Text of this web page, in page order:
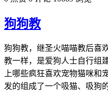
狗狗教
狗狗教，继圣火喵喵教后喜
教一样，是爱狗人士自行组
上哪些疯狂喜欢宠物猫咪和
发的组成了一个吸猫、吸狗